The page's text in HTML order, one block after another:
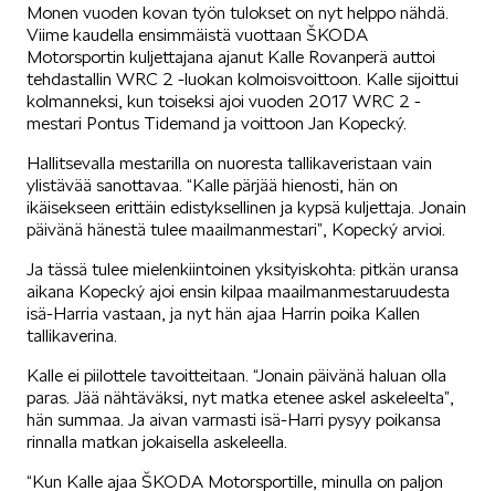
Monen vuoden kovan työn tulokset on nyt helppo nähdä.
Viime kaudella ensimmäistä vuottaan ŠKODA
Motorsportin kuljettajana ajanut Kalle Rovanperä auttoi
tehdastallin WRC 2 -luokan kolmoisvoittoon. Kalle sijoittui
kolmanneksi, kun toiseksi ajoi vuoden 2017 WRC 2 -
mestari Pontus Tidemand ja voittoon Jan Kopecký.
Hallitsevalla mestarilla on nuoresta tallikaveristaan vain
ylistävää sanottavaa. “Kalle pärjää hienosti, hän on
ikäisekseen erittäin edistyksellinen ja kypsä kuljettaja. Jonain
päivänä hänestä tulee maailmanmestari”, Kopecký arvioi.
Ja tässä tulee mielenkiintoinen yksityiskohta: pitkän uransa
aikana Kopecký ajoi ensin kilpaa maailmanmestaruudesta
isä-Harria vastaan, ja nyt hän ajaa Harrin poika Kallen
tallikaverina.
Kalle ei piilottele tavoitteitaan. “Jonain päivänä haluan olla
paras. Jää nähtäväksi, nyt matka etenee askel askeleelta”,
hän summaa. Ja aivan varmasti isä-Harri pysyy poikansa
rinnalla matkan jokaisella askeleella.
“Kun Kalle ajaa ŠKODA Motorsportille, minulla on paljon